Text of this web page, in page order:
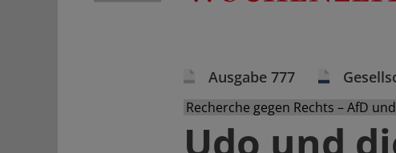
Ausgabe 777
Recherche gegen Rechts – AfD
Udo und